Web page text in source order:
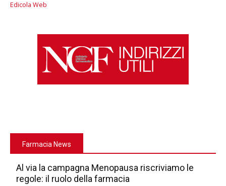
Edicola Web
Farmacia News
Al via la campagna Menopausa riscriviamo le
regole: il ruolo della farmacia